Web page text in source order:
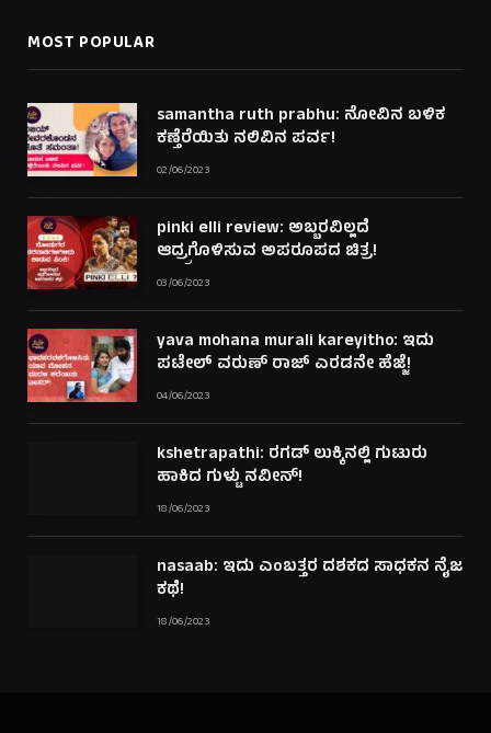
MOST POPULAR
samantha ruth prabhu: ನೋವಿನ ಬಳಿಕ
ಕಣ್ತೆರೆಯಿತು ನಲಿವಿನ ಪರ್ವ!
02/06/2023
pinki elli review: ಅಬ್ಬರವಿಲ್ಲದೆ
ಆದ್ರ್ರಗೊಳಿಸುವ ಅಪರೂಪದ ಚಿತ್ರ!
03/06/2023
yava mohana murali kareyitho: ಇದು
ಪಟೇಲ್ ವರುಣ್ ರಾಜ್ ಎರಡನೇ ಹೆಜ್ಜೆ!
04/06/2023
kshetrapathi: ರಗಡ್ ಲುಕ್ಕಿನಲ್ಲಿ ಗುಟುರು
ಹಾಕಿದ ಗುಳ್ಟು ನವೀನ್!
18/06/2023
nasaab: ಇದು ಎಂಬತ್ತರ ದಶಕದ ಸಾಧಕನ ನೈಜ
ಕಥೆ!
18/06/2023